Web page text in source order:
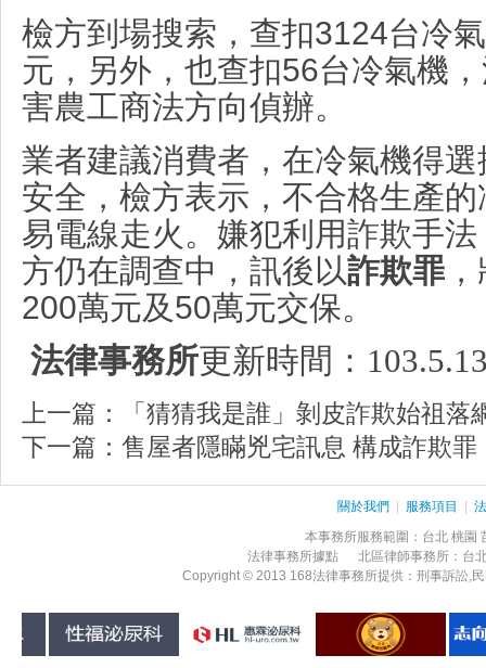
檢方到場搜索，查扣3124台冷
元，另外，也查扣56台冷氣機
害農工商法方向偵辦。
業者建議消費者，在冷氣機得
安全，檢方表示，不合格生產
易電線走火。嫌犯利用詐欺手
方仍在調查中，訊後以詐欺罪
200萬元及50萬元交保。
法律事務所更新時間：
上一篇：
「猜猜我是誰」剝皮詐欺始祖落
下一篇： 售屋者隱瞞兇宅訊息 構成詐欺罪
關於我們 服務項目
本事務所服務範圍：台北 桃園
法律事務所據點 北區律師事務所：台
Copyright © 2013 168法律事務所提供：刑事訴訟